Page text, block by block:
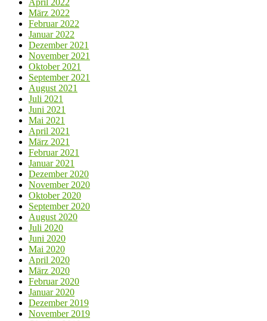
April 2022
März 2022
Februar 2022
Januar 2022
Dezember 2021
November 2021
Oktober 2021
September 2021
August 2021
Juli 2021
Juni 2021
Mai 2021
April 2021
März 2021
Februar 2021
Januar 2021
Dezember 2020
November 2020
Oktober 2020
September 2020
August 2020
Juli 2020
Juni 2020
Mai 2020
April 2020
März 2020
Februar 2020
Januar 2020
Dezember 2019
November 2019